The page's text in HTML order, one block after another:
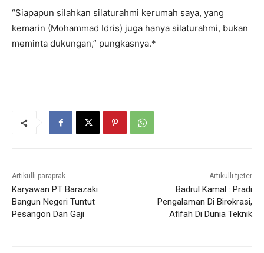
“Siapapun silahkan silaturahmi kerumah saya, yang
kemarin (Mohammad Idris) juga hanya silaturahmi, bukan
meminta dukungan,” pungkasnya.*
Artikulli paraprak
Karyawan PT Barazaki
Bangun Negeri Tuntut
Pesangon Dan Gaji
Artikulli tjetër
Badrul Kamal : Pradi
Pengalaman Di Birokrasi,
Afifah Di Dunia Teknik